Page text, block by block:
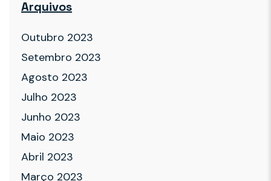
Arquivos
Outubro 2023
Setembro 2023
Agosto 2023
Julho 2023
Junho 2023
Maio 2023
Abril 2023
Março 2023